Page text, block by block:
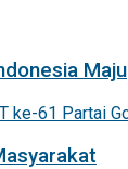
Maju